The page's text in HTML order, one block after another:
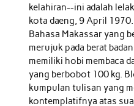
kelahiran--ini adalah
kota daeng, 9 April
Bahasa Makassar yang
merujuk pada berat
memiliki hobi membaca
yang berbobot 100 kg.
kumpulan tulisan yang
kontemplatifnya atas